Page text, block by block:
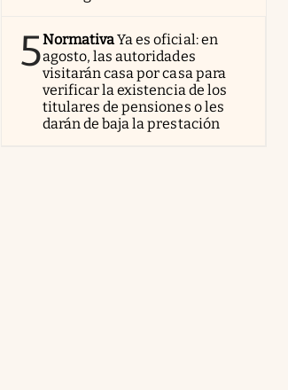
5NormativaYa es oficial: en
agosto, las autoridades
visitarán casa por casa para
verificar la existencia de los
titulares de pensiones o les
darán de baja la prestación